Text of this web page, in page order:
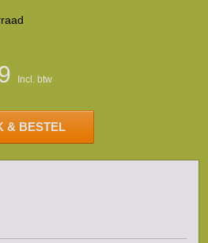
Incl. btw
& BESTEL